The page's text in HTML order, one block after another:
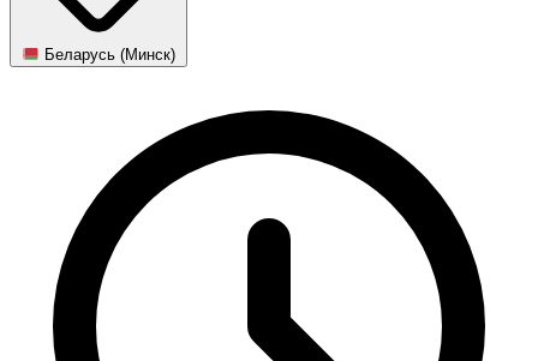
Беларусь (Минск)